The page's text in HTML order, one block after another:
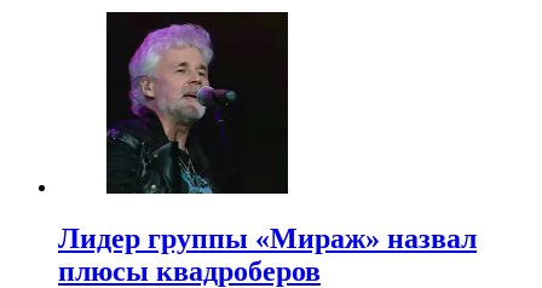
Лидер группы «Мираж» назвал
плюсы квадроберов